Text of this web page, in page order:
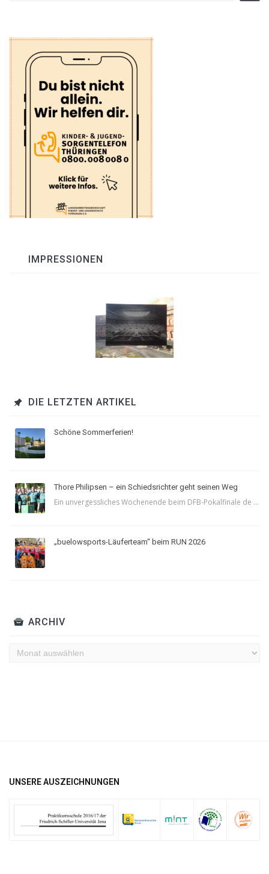
IMPRESSIONEN
DIE LETZTEN ARTIKEL
Schöne Sommerferien!
Thore Philipsen – ein Schiedsrichter geht seinen Weg
Ein unvergessliches Wochenende beim DFB-Pokalfinale de ...
„buelowsports-Läuferteam“ beim RUN 2026
ARCHIV
Archiv
UNSERE AUSZEICHNUNGEN